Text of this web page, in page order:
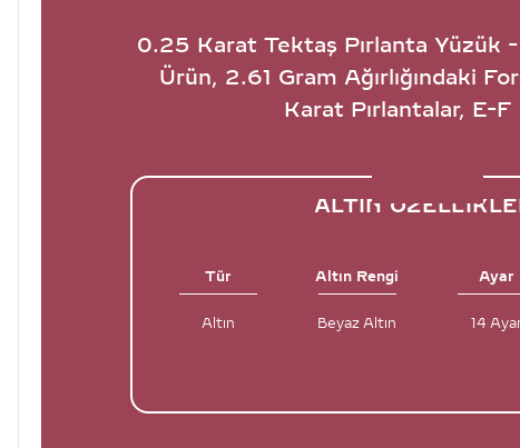
0.25 Karat Tektaş Pırlanta Yüzük
Ürün, 2.61 Gram Ağırlığındaki
Karat Pırlantalar, E-
ALTIN
Tür Altın Rengi Ayar
Altın Beyaz Altın 14